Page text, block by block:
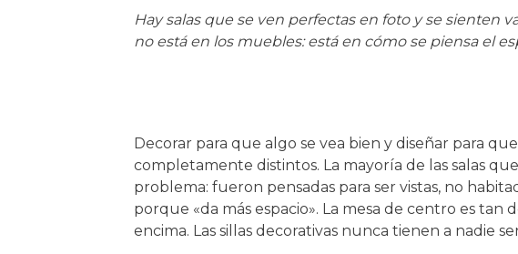
Hay salas que se ven perfectas en foto y se sienten
no está en los muebles: está en cómo se piensa el
Decorar para que algo se vea bien y diseñar para
completamente distintos. La mayoría de las salas
problema: fueron pensadas para ser vistas, no
porque «da más espacio». La mesa de centro es tan
encima. Las sillas decorativas nunca tienen a nadie